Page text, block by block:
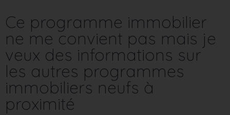
Ce programme immobilier
ne me convient pas mais je
veux des informations sur
les autres programmes
immobiliers neufs à
proximité